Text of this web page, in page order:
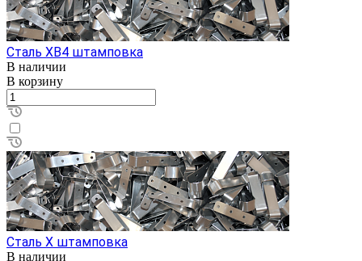
Сталь ХВ4 штамповка
В наличии
В корзину
Сталь Х штамповка
В наличии